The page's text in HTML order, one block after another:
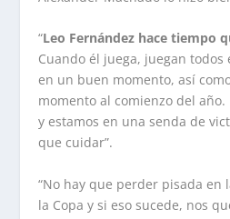
“Leo Fernández hace tiempo
Cuando él juega, juegan todos
en un buen momento, así
momento al comienzo del
y estamos en una senda de
que cuidar”.
“No hay que perder pisada en
la Copa y si eso sucede, nos